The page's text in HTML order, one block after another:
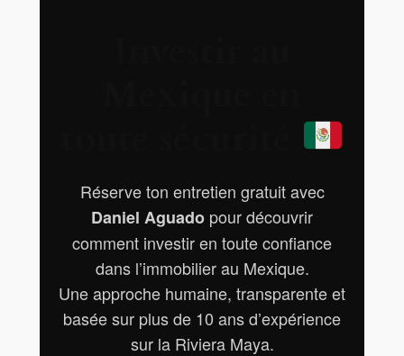
Réserve ton entretien gratuit avec
Daniel Aguado pour découvrir
comment investir en toute confiance
dans l’immobilier au Mexique.
Une approche humaine, transparente et
basée sur plus de 10 ans d’expérience
sur la Riviera Maya.